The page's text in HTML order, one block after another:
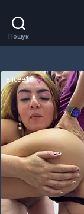
Пошук